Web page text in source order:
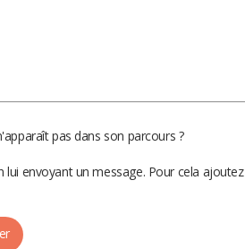
pas dans son parcours ?
envoyant un message. Pour cela ajoutez